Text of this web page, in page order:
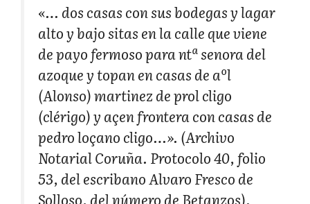
«… dos casas con sus bodegas y lagar
alto y bajo sitas en la calle que viene
de payo fermoso para ntª senora del
azoque y topan en casas de aºl
(Alonso) martinez de prol cligo
(clérigo) y açen frontera con casas de
pedro loçano cligo…». (Archivo
Notarial Coruña. Protocolo 40, folio
53, del escribano Alvaro Fresco de
Solloso, del número de Betanzos).